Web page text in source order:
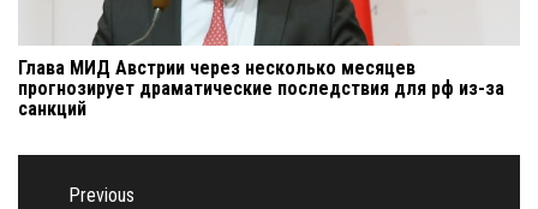
Глава МИД Австрии через несколько месяцев
прогнозирует драматические последствия для рф из-за
санкций
Навигация
Previous